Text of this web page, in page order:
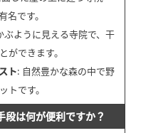
名です。
ぶように見える寺院で、干
ができます。
ト: 自然豊かな森の中で野
トです。
段は何が便利ですか？